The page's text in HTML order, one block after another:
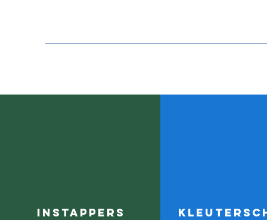
INSTAPPERS